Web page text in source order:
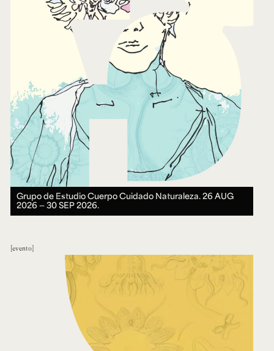
Grupo de Estudio Cuerpo Cuidado Naturaleza.26 AUG
2026 ― 30 SEP 2026.
evento